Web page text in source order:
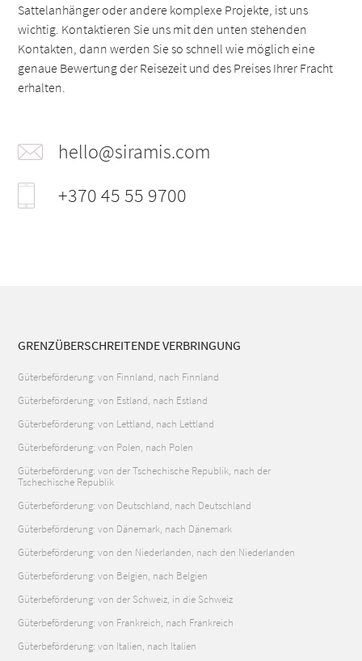
Sattelanhänger oder andere komplexe Projekte, ist uns
wichtig. Kontaktieren Sie uns mit den unten stehenden
Kontakten, dann werden Sie so schnell wie möglich eine
genaue Bewertung der Reisezeit und des Preises Ihrer Fracht
erhalten.
hello@siramis.com
+370 45 55 9700
GRENZÜBERSCHREITENDE VERBRINGUNG
Güterbeförderung: von Finnland, nach Finnland
Güterbeförderung: von Estland, nach Estland
Güterbeförderung: von Lettland, nach Lettland
Güterbeförderung: von Polen, nach Polen
Güterbeförderung: von der Tschechische Republik, nach der
Tschechische Republik
Güterbeförderung: von Deutschland, nach Deutschland
Güterbeförderung: von Dänemark, nach Dänemark
Güterbeförderung: von den Niederlanden, nach den Niederlanden
Güterbeförderung: von Belgien, nach Belgien
Güterbeförderung: von der Schweiz, in die Schweiz
Güterbeförderung: von Frankreich, nach Frankreich
Güterbeförderung: von Italien, nach Italien